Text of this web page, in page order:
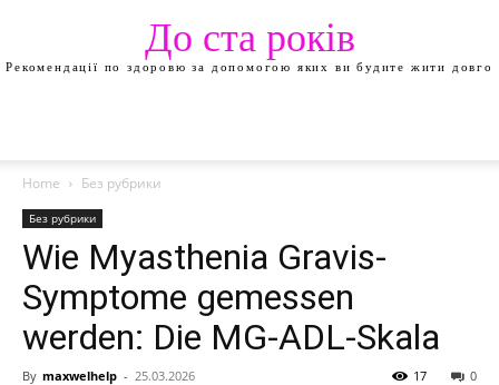
До ста років
Рекомендації по здоровю за допомогою яких ви будите жити довго
Home Без рубрики
Без рубрики
Wie Myasthenia Gravis-
Symptome gemessen
werden: Die MG-ADL-Skala
By maxwelhelp - 25.03.2026 0
17